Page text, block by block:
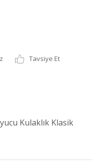
Tavsiye Et
Kulaklık Klasik